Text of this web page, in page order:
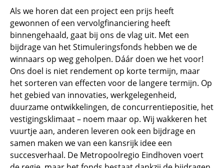
Als we horen dat een project een prijs heeft
gewonnen of een vervolgfinanciering heeft
binnengehaald, gaat bij ons de vlag uit. Met een
bijdrage van het Stimuleringsfonds hebben we de
winnaars op weg geholpen. Dáár doen we het voor!
Ons doel is niet rendement op korte termijn, maar
het sorteren van effecten voor de langere termijn. Op
het gebied van innovaties, werkgelegenheid,
duurzame ontwikkelingen, de concurrentiepositie, het
vestigingsklimaat – noem maar op. Wij wakkeren het
vuurtje aan, anderen leveren ook een bijdrage en
samen maken we van een kansrijk idee een
succesverhaal. De Metropoolregio Eindhoven voert